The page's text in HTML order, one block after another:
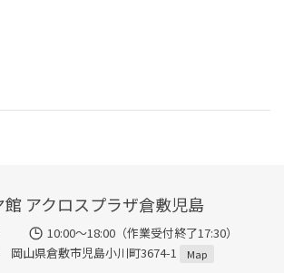
館 アクロスプラザ倉敷児島
10:00〜18:00（作業受付終了17:30）
岡山県倉敷市児島小川町3674-1
Map